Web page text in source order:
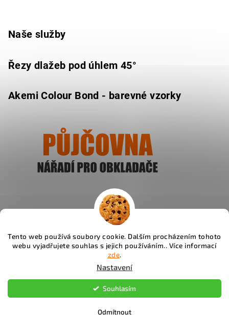
Tento web používá soubory cookie. Dalším procházením tohoto
webu vyjadřujete souhlas s jejich používáním.. Více informací
zde.
Nastavení
Odmítnout
Souhlasím
Naše služby
Řezy dlažeb pod úhlem 45°
Akemi Colour Bond - barevné vzorky
Ukázat
Instagram
Fachos.cz. Všechna práva vyhrazena.